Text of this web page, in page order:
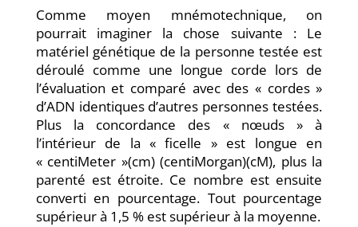
Comme moyen mnémotechnique, on
pourrait imaginer la chose suivante : Le
matériel génétique de la personne testée est
déroulé comme une longue corde lors de
l’évaluation et comparé avec des « cordes »
d’ADN identiques d’autres personnes testées.
Plus la concordance des « nœuds » à
l’intérieur de la « ficelle » est longue en
« centiMeter »(cm) (centiMorgan)(cM), plus la
parenté est étroite. Ce nombre est ensuite
converti en pourcentage. Tout pourcentage
supérieur à 1,5 % est supérieur à la moyenne.